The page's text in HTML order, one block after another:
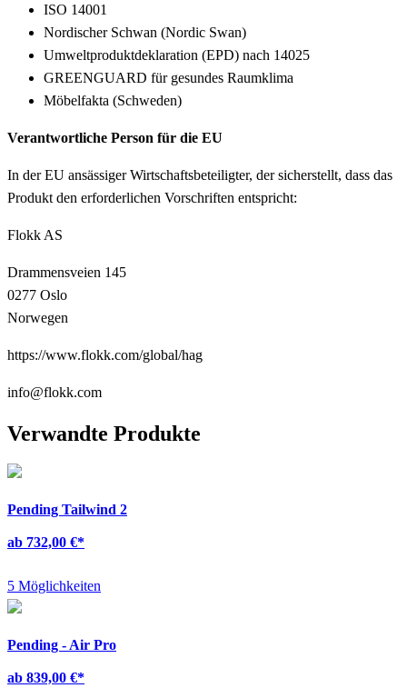
ISO 14001
Nordischer Schwan (Nordic Swan)
Umweltproduktdeklaration (EPD) nach 14025
GREENGUARD für gesundes Raumklima
Möbelfakta (Schweden)
Verantwortliche Person für die EU
In der EU ansässiger Wirtschaftsbeteiligter, der sicherstellt, dass das
Produkt den erforderlichen Vorschriften entspricht:
Flokk AS
Drammensveien 145
0277 Oslo
Norwegen
https://www.flokk.com/global/hag
info@flokk.com
Verwandte Produkte
Pending Tailwind 2
ab 732,00 €*
5 Möglichkeiten
Pending - Air Pro
ab 839,00 €*